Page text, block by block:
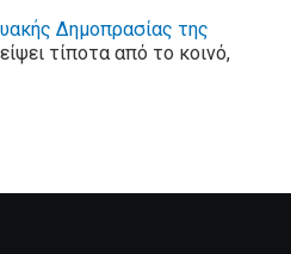
Δημοπρασίας της
τίποτα από το κοινό,